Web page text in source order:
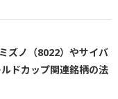
ズノ（8022）やサイバ
ドカップ関連銘柄の法